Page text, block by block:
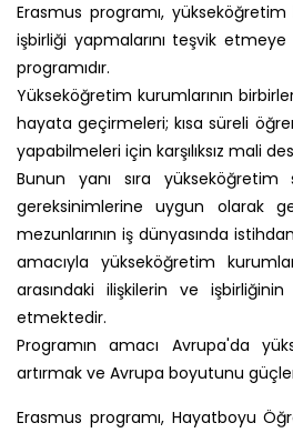
Erasmus programı, yükseköğretim
işbirliği yapmalarını teşvik
programıdır.
Yükseköğretim kurumlarının
hayata geçirmeleri; kısa süreli
yapabilmeleri için karşılıksız mali
Bunun yanı sıra yükseköğretim
gereksinimlerine uygun olarak
mezunlarının iş dünyasında
amacıyla yükseköğretim
arasındaki ilişkilerin ve işbirliğinin
etmektedir.
Programın amacı Avrupa'da
artırmak ve Avrupa boyutunu
Erasmus programı, Hayatboyu